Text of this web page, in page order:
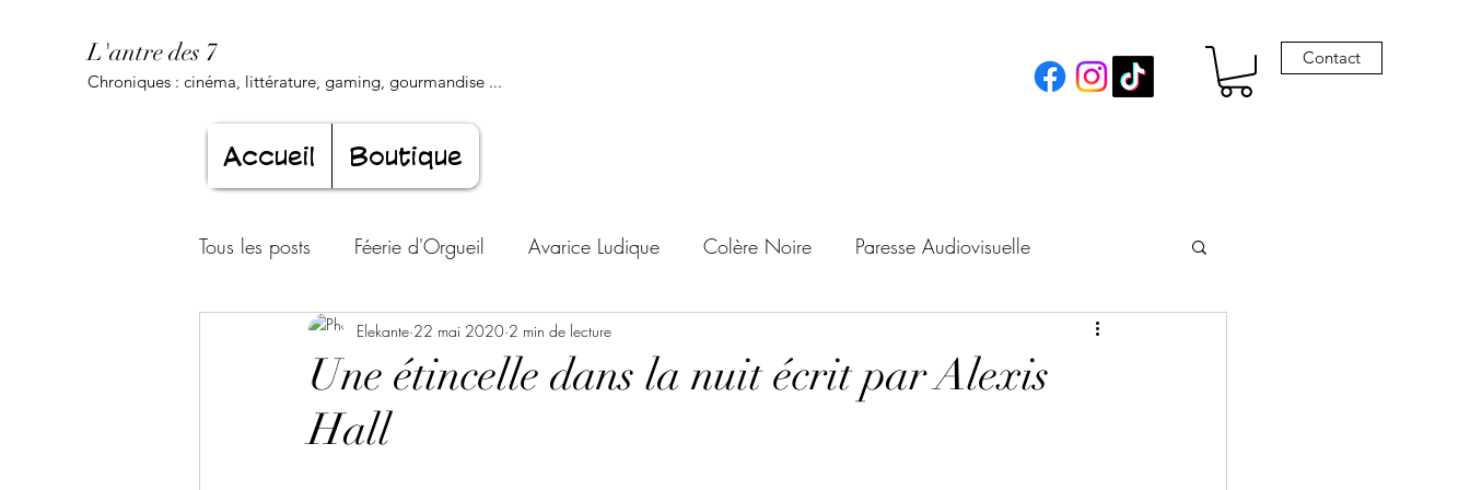
L'antre des 7
Chroniques : cinéma, littérature, gaming, gourmandise ...
Contact
Accueil Boutique
Tous les posts Féerie d'Orgueil Avarice Ludique Colère Noire Paresse Audiovisuelle
Luxure Envoûtante Gourmandise Proscrite
Jeunesse éternelle
Une étincelle dans la nuit écrit par Alexis
Hall
Elekante 22 mai 2020 2 min de lecture